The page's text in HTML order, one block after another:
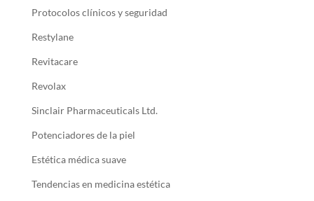
Protocolos clínicos y seguridad
Restylane
Revitacare
Revolax
Sinclair Pharmaceuticals Ltd.
Potenciadores de la piel
Estética médica suave
Tendencias en medicina estética